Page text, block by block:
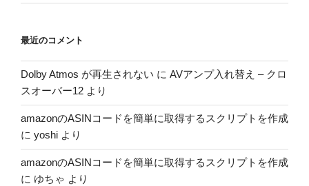
最近のコメント
Dolby Atmos が再生されない に AVアンプ入れ替え – クロ
スオーバー12 より
amazonのASINコードを簡単に取得するスクリプトを作成
に yoshi より
amazonのASINコードを簡単に取得するスクリプトを作成
に ゆちゃ より